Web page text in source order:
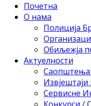
Почетна
О нама
Полиција
Обиљежја
Актуелности
Саопштења
Извјештаји
Сервисне